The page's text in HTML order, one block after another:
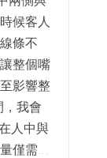
候客人
條不
整個嘴
影響整
我會
人中與
僅需…